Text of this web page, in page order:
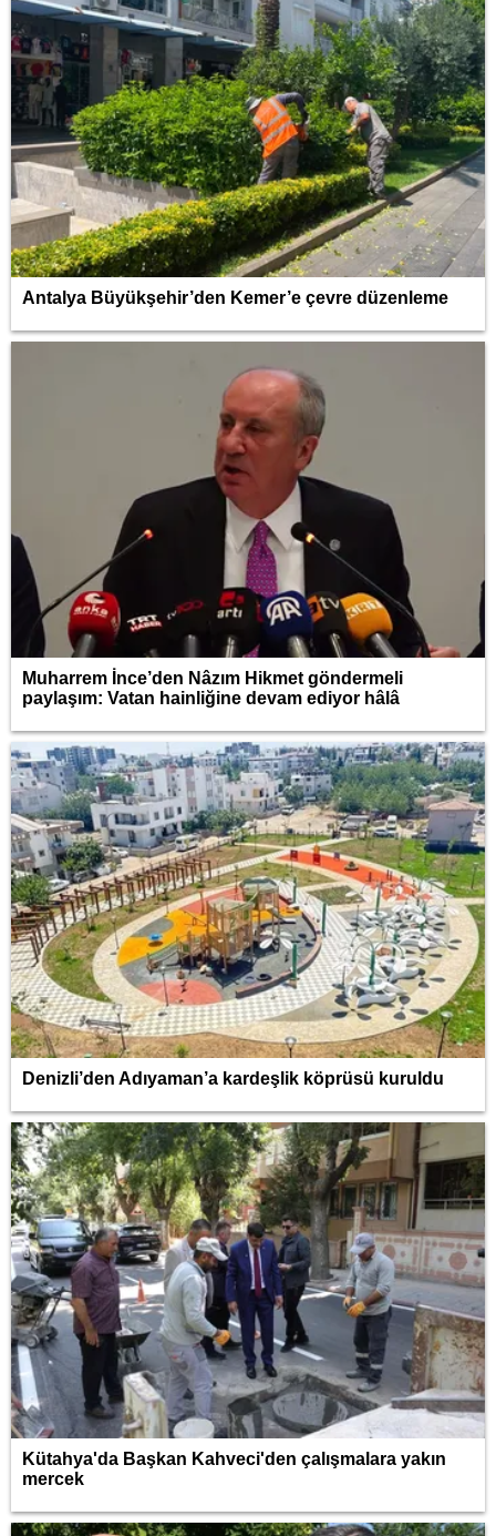
Antalya Büyükşehir’den Kemer’e çevre düzenleme
Muharrem İnce’den Nâzım Hikmet göndermeli
paylaşım: Vatan hainliğine devam ediyor hâlâ
Denizli’den Adıyaman’a kardeşlik köprüsü kuruldu
Kütahya'da Başkan Kahveci'den çalışmalara yakın
mercek